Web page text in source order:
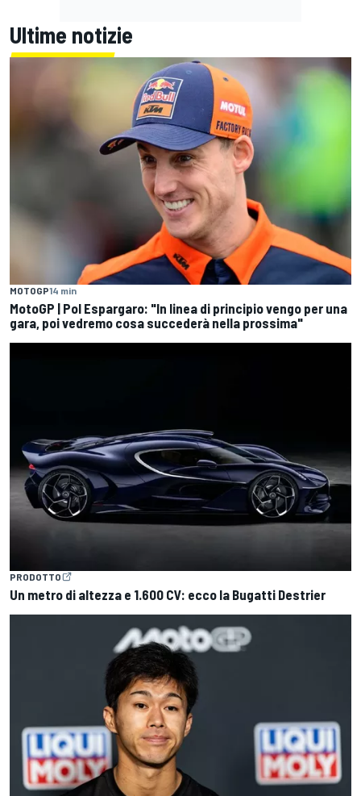
Ultime notizie
MOTOGP14 min
MotoGP | Pol Espargaro: "In linea di principio vengo per una
gara, poi vedremo cosa succederà nella prossima"
PRODOTTO
Un metro di altezza e 1.600 CV: ecco la Bugatti Destrier